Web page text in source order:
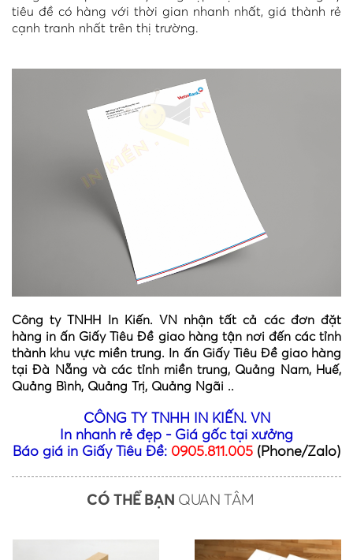
tiêu đề có hàng với thời gian nhanh nhất, giá thành rẻ
cạnh tranh nhất trên thị trường.
Công ty TNHH In Kiến. VN nhận tất cả các đơn đặt
hàng in ấn Giấy Tiêu Đề giao hàng tận nơi đến các tỉnh
thành khu vực miền trung. In ấn Giấy Tiêu Đề giao hàng
tại Đà Nẵng và các tỉnh miền trung, Quảng Nam, Huế,
Quảng Bình, Quảng Trị, Quảng Ngãi ..
CÔNG TY TNHH IN KIẾN. VN
In nhanh rẻ đẹp - Giá gốc tại xưởng
Báo giá in Giấy Tiêu Đề: 0905.811.005 (Phone/Zalo)
CÓ THỂ BẠN QUAN TÂM